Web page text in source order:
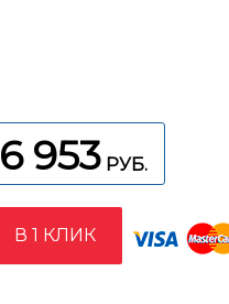
6 953 РУБ.
В 1 КЛИК